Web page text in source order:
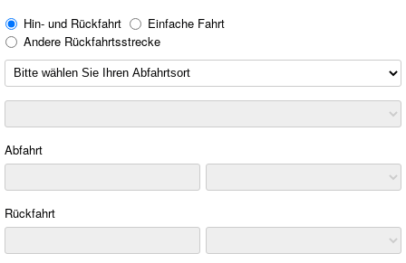
Hin- und Rückfahrt
Einfache Fahrt
Andere Rückfahrtsstrecke
Abfahrt
Rückfahrt